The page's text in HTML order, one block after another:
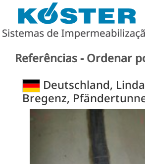
Referências - Ordenar
Deutschland,
Bregenz,